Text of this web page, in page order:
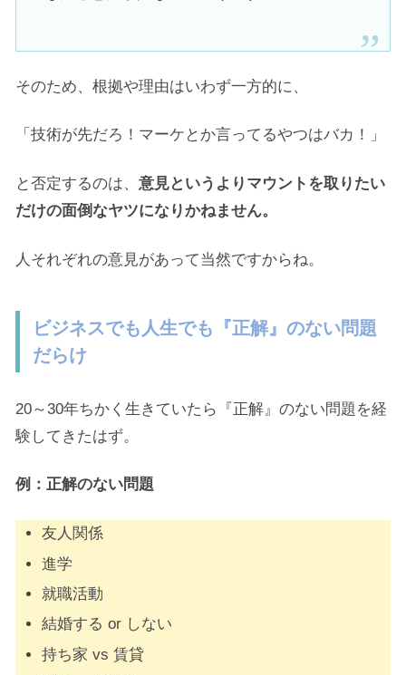
そのため、根拠や理由はいわず一方的に、
「技術が先だろ！マーケとか言ってるやつはバカ！」
と否定するのは、 意見というよりマウントを取りたい
だけの面倒なヤツになりかねません。
人それぞれの意見があって当然ですからね。
ビジネスでも人生でも『正解』のない問題
だらけ
20～30年ちかく生きていたら『正解』のない問題を経
験してきたはず。
例：正解のない問題
友人関係
進学
就職活動
結婚する or しない
持ち家 vs 賃貸